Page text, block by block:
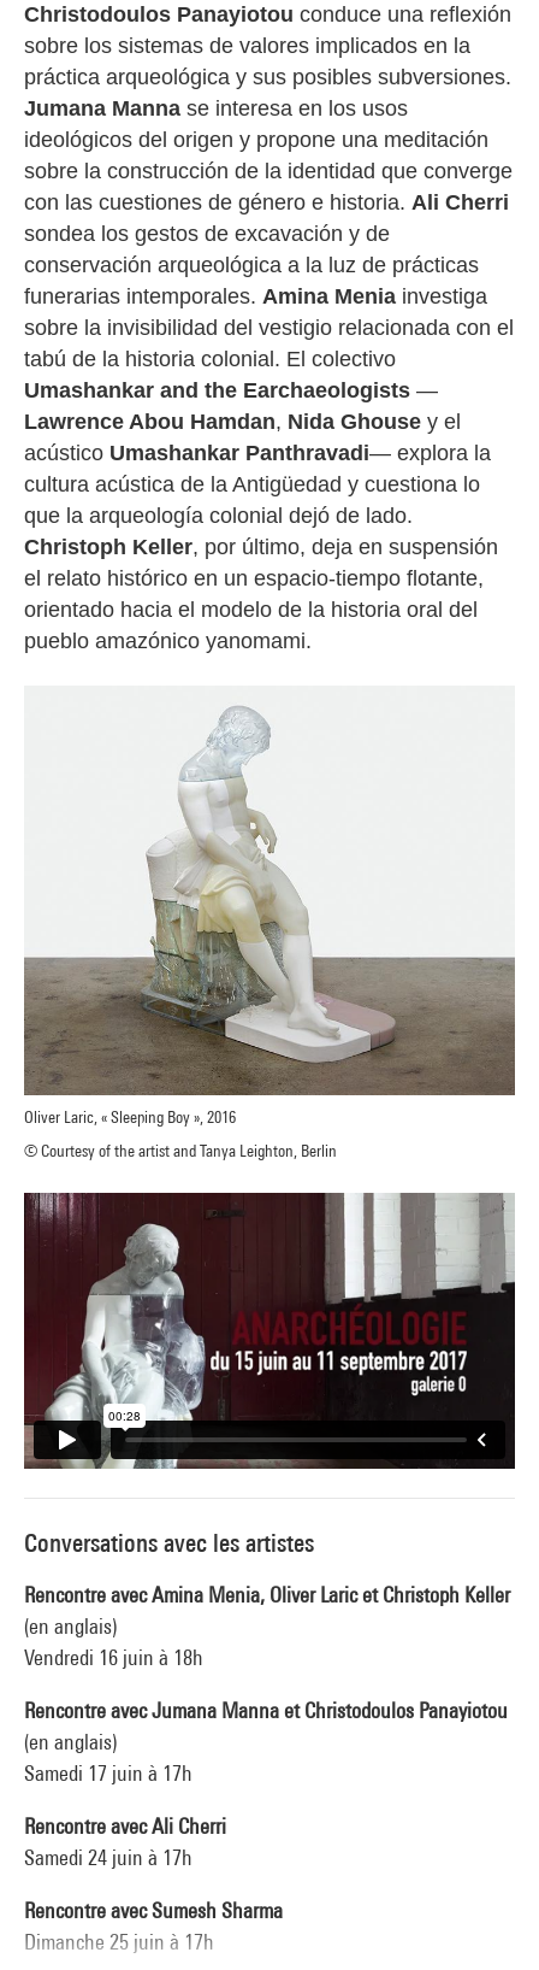
Christodoulos Panayiotou conduce una reflexión
sobre los sistemas de valores implicados en la
práctica arqueológica y sus posibles subversiones.
Jumana Manna se interesa en los usos
ideológicos del origen y propone una meditación
sobre la construcción de la identidad que converge
con las cuestiones de género e historia. Ali Cherri
sondea los gestos de excavación y de
conservación arqueológica a la luz de prácticas
funerarias intemporales. Amina Menia investiga
sobre la invisibilidad del vestigio relacionada con el
tabú de la historia colonial. El colectivo
Umashankar and the Earchaeologists —
Lawrence Abou Hamdan, Nida Ghouse y el
acústico Umashankar Panthravadi— explora la
cultura acústica de la Antigüedad y cuestiona lo
que la arqueología colonial dejó de lado.
Christoph Keller, por último, deja en suspensión
el relato histórico en un espacio-tiempo flotante,
orientado hacia el modelo de la historia oral del
pueblo amazónico yanomami.
Oliver Laric, « Sleeping Boy », 2016
© Courtesy of the artist and Tanya Leighton, Berlin
Conversations avec les artistes
Rencontre avec Amina Menia, Oliver Laric et Christoph Keller
(en anglais)
Vendredi 16 juin à 18h
Rencontre avec Jumana Manna et Christodoulos Panayiotou
(en anglais)
Samedi 17 juin à 17h
Rencontre avec Ali Cherri
Samedi 24 juin à 17h
Rencontre avec Sumesh Sharma
Dimanche 25 juin à 17h